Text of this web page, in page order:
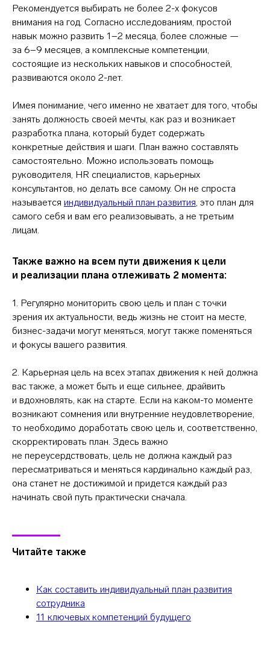
Рекомендуется выбирать не более 2-х фокусов
внимания на год. Согласно исследованиям, простой
навык можно развить 1−2 месяца, более сложные —
за 6−9 месяцев, а комплексные компетенции,
состоящие из нескольких навыков и способностей,
развиваются около 2-лет.
Имея понимание, чего именно не хватает для того, чтобы
занять должность своей мечты, как раз и возникает
разработка плана, который будет содержать
конкретные действия и шаги. План важно составлять
самостоятельно. Можно использовать помощь
руководителя, HR специалистов, карьерных
консультантов, но делать все самому. Он не спроста
называется индивидуальный план развития, это план для
самого себя и вам его реализовывать, а не третьим
лицам.
Также важно на всем пути движения к цели
и реализации плана отлеживать 2 момента:
1. Регулярно мониторить свою цель и план с точки
зрения их актуальности, ведь жизнь не стоит на месте,
бизнес-задачи могут меняться, могут также поменяться
и фокусы вашего развития.
2. Карьерная цель на всех этапах движения к ней должна
вас также, а может быть и еще сильнее, драйвить
и вдохновлять, как на старте. Если на каком-то моменте
возникают сомнения или внутренние неудовлетворение,
то необходимо доработать свою цель и, соответственно,
скорректировать план. Здесь важно
не переусердствовать, цель не должна каждый раз
пересматриваться и меняться кардинально каждый раз,
она станет не достижимой и придется каждый раз
начинать свой путь практически сначала.
Читайте также
Как составить индивидуальный план развития
сотрудника
11 ключевых компетенций будущего
Контакты
Компаниям
Студентам
Условия кредитования
Корпоративное обучение
Программы обучения
Стать партнёром
ИНН 7714459360
КПП 771401001
Командная лицензия